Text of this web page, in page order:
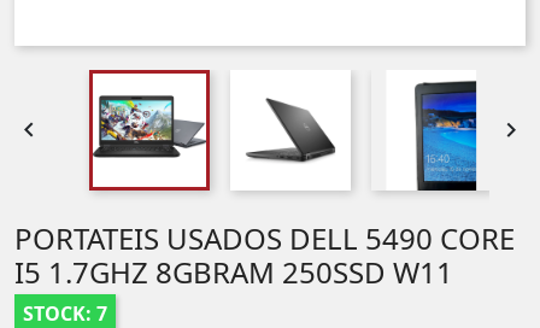
 
PORTATEIS USADOS DELL 5490 CORE
I5 1.7GHZ 8GBRAM 250SSD W11
STOCK: 7